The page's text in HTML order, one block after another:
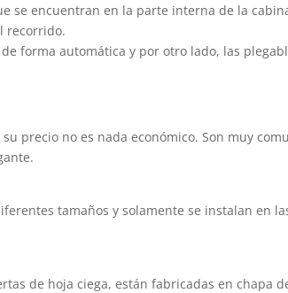
se encuentran en la parte interna de la
recorrido.
forma automática y por otro lado, las
precio no es nada económico. Son muy
tamaños y solamente se instalan en
de hoja ciega, están fabricadas en chapa